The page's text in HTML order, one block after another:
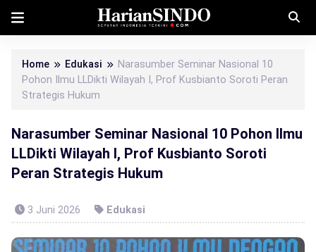
Home Edukasi
Narasumber Seminar Nasional 10
Pohon Ilmu LLDikti Wilayah I, Prof Kusbianto Soroti Peran
Strategis Hukum
Narasumber Seminar Nasional 10 Pohon Ilmu
LLDikti Wilayah I, Prof Kusbianto Soroti
Peran Strategis Hukum
3 Juni 2026 Edukasi